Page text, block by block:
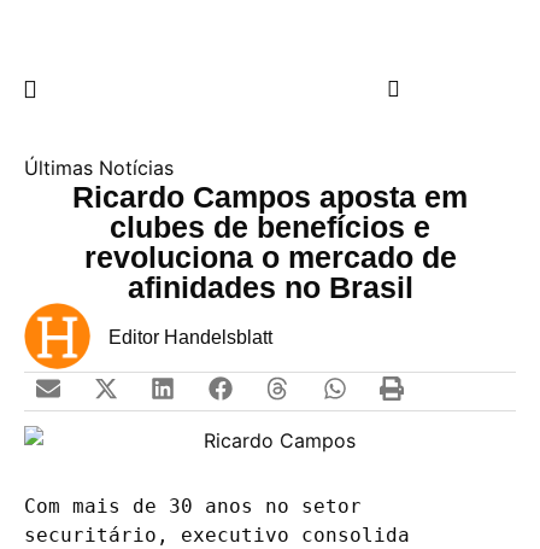
Últimas Notícias
Ricardo Campos aposta em
clubes de benefícios e
revoluciona o mercado de
afinidades no Brasil
Editor Handelsblatt
Com mais de 30 anos no setor
securitário, executivo consolida